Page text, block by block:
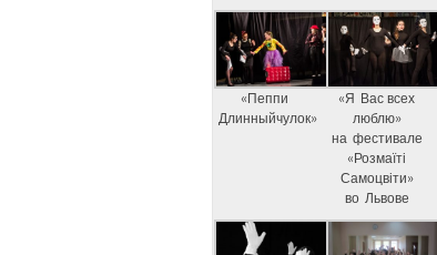
«Пеппи
Длинныйчулок»
«Я Вас всех
люблю»
на фестивале
«Розмаїті
Самоцвіти»
во Львове